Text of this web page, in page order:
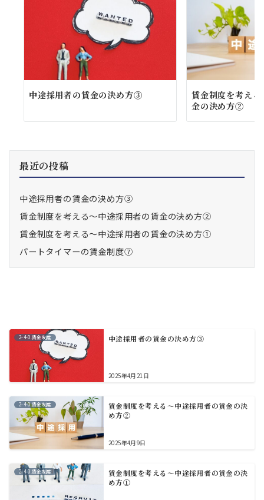
中途採用者の賃金の決め方③
賃金制度を考え
金の決め方②
最近の投稿
中途採用者の賃金の決め方③
賃金制度を考える～中途採用者の賃金の決め方②
賃金制度を考える～中途採用者の賃金の決め方①
パートタイマーの賃金制度⑦
2-4-0.賃金制度 中途採用者の賃金の決め方③
2025年4月21日
2-4-0.賃金制度
賃金制度を考える～中途採用者の賃金の決
め方②
2025年4月9日
2-4-0.賃金制度
賃金制度を考える～中途採用者の賃金の決
め方①